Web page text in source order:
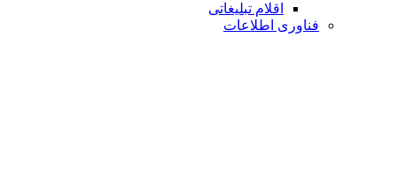
اقلام تبلیغاتی
فناوری اطلاعات